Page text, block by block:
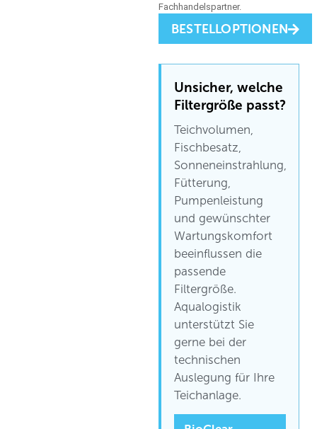
BESTELLOPTIONEN
Unsicher, welche
Filtergröße passt?
Teichvolumen,
Fischbesatz,
Sonneneinstrahlung,
Fütterung,
Pumpenleistung
und gewünschter
Wartungskomfort
beeinflussen die
passende
Filtergröße.
Aqualogistik
unterstützt Sie
gerne bei der
technischen
Auslegung für Ihre
Teichanlage.